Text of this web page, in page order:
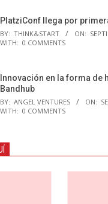
PlatziConf llega por
BY: THINK&START ON:
WITH: 0 COMMENTS
Innovación en la forma de
Bandhub
BY: ANGEL VENTURES ON:
WITH: 0 COMMENTS